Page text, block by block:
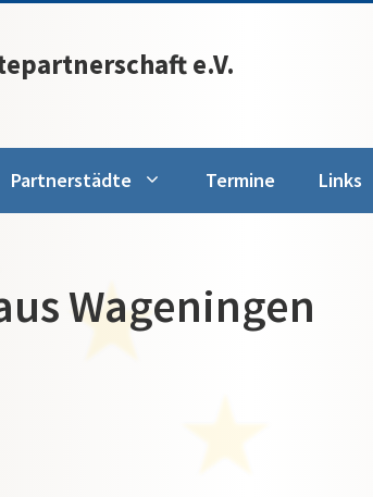
e.V.
Partnerstädte Termine Links
Wageningen